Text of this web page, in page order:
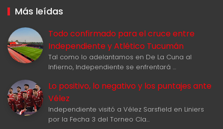
Más leídas
Todo confirmado para el cruce entre
Independiente y Atlético Tucumán
Tal como lo adelantamos en De La Cuna al
Infierno, Independiente se enfrentará …
Lo positivo, lo negativo y los puntajes ante
Vélez
Independiente visitó a Vélez Sarsfield en Liniers
por la Fecha 3 del Torneo Cla…